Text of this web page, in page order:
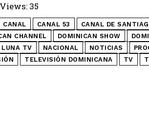
35
CANAL CANAL 53 CANAL DE
CHANNEL
DOMINICAN SHOW
LUNA TV NACIONAL NOTICIAS
TELEVISIÓN DOMINICANA TV